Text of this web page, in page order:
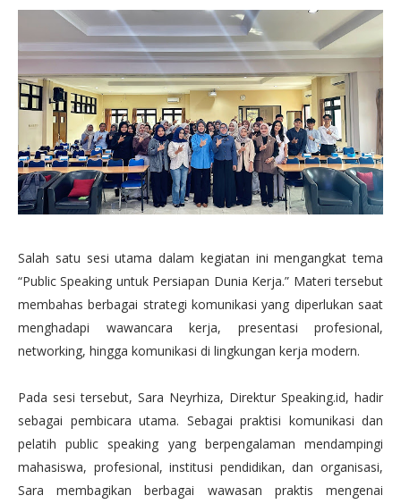
Salah satu sesi utama dalam kegiatan ini mengangkat tema
“Public Speaking untuk Persiapan Dunia Kerja.” Materi tersebut
membahas berbagai strategi komunikasi yang diperlukan saat
menghadapi wawancara kerja, presentasi profesional,
networking, hingga komunikasi di lingkungan kerja modern.
Pada sesi tersebut, Sara Neyrhiza, Direktur Speaking.id, hadir
sebagai pembicara utama. Sebagai praktisi komunikasi dan
pelatih public speaking yang berpengalaman mendampingi
mahasiswa, profesional, institusi pendidikan, dan organisasi,
Sara membagikan berbagai wawasan praktis mengenai